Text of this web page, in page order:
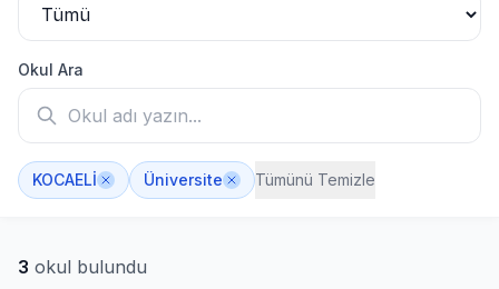
Okul Ara
KOCAELİ Üniversite Tümünü Temizle
3 okul bulundu